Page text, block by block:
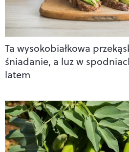
Ta wysokobiałkowa
śniadanie, a luz w
latem